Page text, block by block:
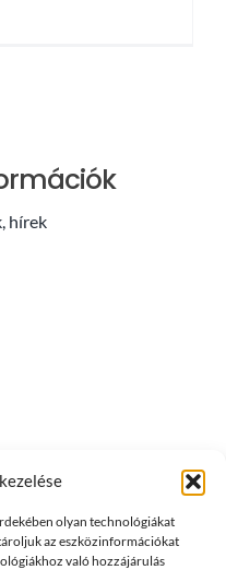
olyan technológiákat
az eszközinformációkat
való hozzájárulás
hírek